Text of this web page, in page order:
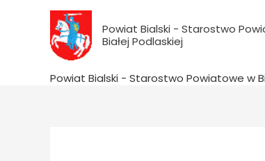
Powiat Bialski - Starostwo
Białej Podlaskiej
Powiat Bialski - Starostwo Powiatowe w